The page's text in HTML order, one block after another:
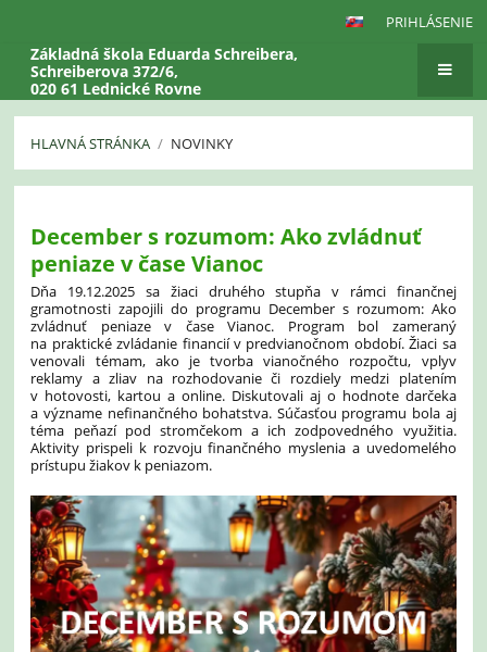
PRIHLÁSENIE
Základná škola Eduarda Schreibera,
Schreiberova 372/6,
020 61 Lednické Rovne
HLAVNÁ STRÁNKA / NOVINKY
December s rozumom: Ako zvládnuť
peniaze v čase Vianoc
Dňa 19.12.2025 sa žiaci druhého stupňa v rámci finančnej
gramotnosti zapojili do programu December s rozumom: Ako
zvládnuť peniaze v čase Vianoc. Program bol zameraný
na praktické zvládanie financií v predvianočnom období. Žiaci sa
venovali témam, ako je tvorba vianočného rozpočtu, vplyv
reklamy a zliav na rozhodovanie či rozdiely medzi platením
v hotovosti, kartou a online. Diskutovali aj o hodnote darčeka
a význame nefinančného bohatstva. Súčasťou programu bola aj
téma peňazí pod stromčekom a ich zodpovedného využitia.
Aktivity prispeli k rozvoju finančného myslenia a uvedomelého
prístupu žiakov k peniazom.